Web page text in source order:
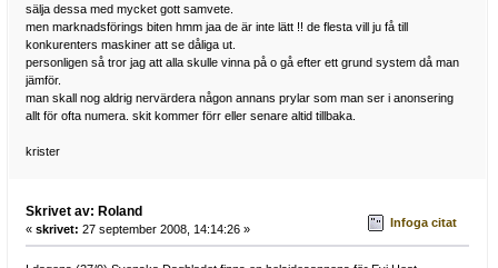
sälja dessa med mycket gott samvete.
men marknadsförings biten hmm jaa de är inte lätt !! de flesta vill ju få till
konkurenters maskiner att se dåliga ut.
personligen så tror jag att alla skulle vinna på o gå efter ett grund system då man
jämför.
man skall nog aldrig nervärdera någon annans prylar som man ser i anonsering
allt för ofta numera. skit kommer förr eller senare altid tillbaka.
krister
Skrivet av: Roland
« skrivet: 27 september 2008, 14:14:26 » Infoga citat